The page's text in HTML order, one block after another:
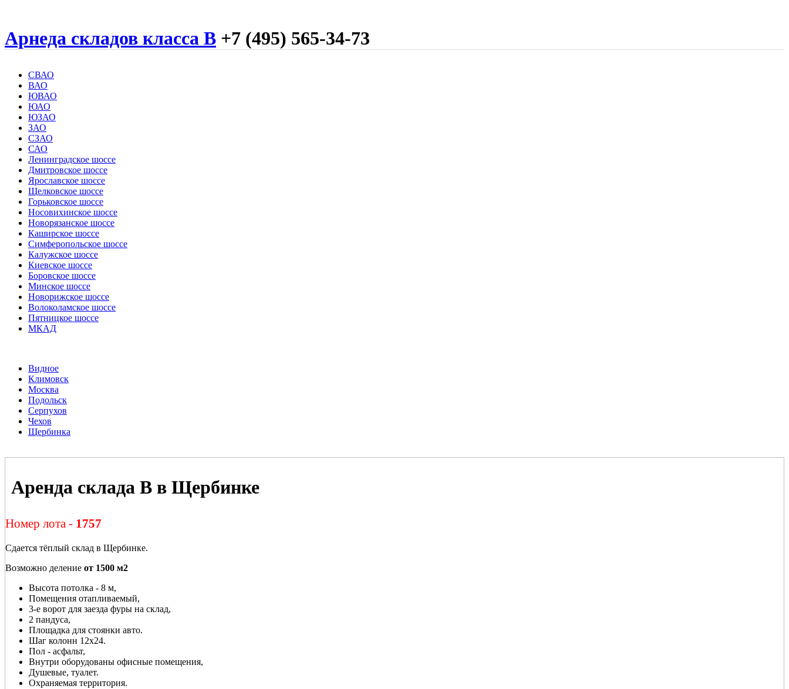
Арнеда складов класса B +7 (495) 565-34-73
СВАО
ВАО
ЮВАО
ЮАО
ЮЗАО
ЗАО
СЗАО
САО
Ленинградское шоссе
Дмитровское шоссе
Ярославское шоссе
Щелковское шоссе
Горьковское шоссе
Носовихинское шоссе
Новорязанское шоссе
Каширское шоссе
Симферопольское шоссе
Калужское шоссе
Киевское шоссе
Боровское шоссе
Минское шоссе
Новорижское шоссе
Волоколамское шоссе
Пятницкое шоссе
МКАД
Видное
Климовск
Москва
Подольск
Серпухов
Чехов
Щербинка
Аренда склада В в Щербинке
Номер лота - 1757
Сдается тёплый склад в Щербинке.
Возможно деление от 1500 м2
Высота потолка - 8 м,
Помещения отапливаемый,
3-е ворот для заезда фуры на склад,
2 пандуса,
Площадка для стоянки авто.
Шаг колонн 12х24.
Пол - асфальт,
Внутри оборудованы офисные помещения,
Душевые, туалет.
Охраняемая территория.